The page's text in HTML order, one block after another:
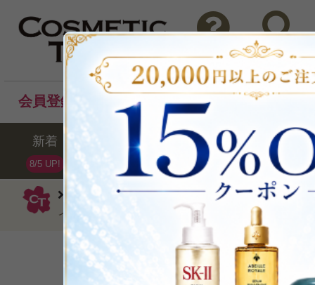
オフラ コスメティックス
コンシーラー
イツ ハイライター#Milk & Cookies7g
問い合わせ 検索
会員登録後のお買い物でポイントプレゼント！
新着
8/5 UP!
セール ランキング ブ
多彩な光で立体感